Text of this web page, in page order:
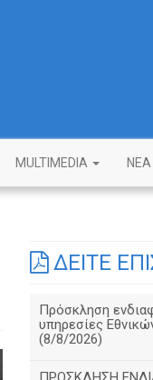
MULTIMEDIA NEA
ΔΕΙΤΕ
Πρόσκληση
υπηρεσίες
(8/8/2026)